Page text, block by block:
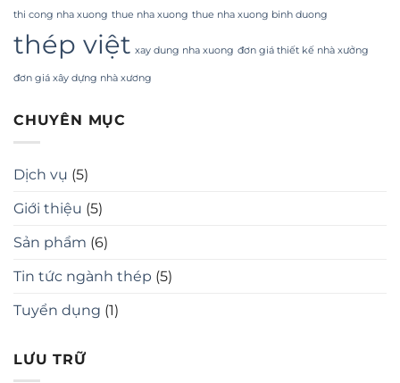
thi cong nha xuong thue nha xuong thue nha xuong binh duong
thép việt xay dung nha xuong đơn giá thiết kế nhà xưởng
đơn giá xây dựng nhà xương
CHUYÊN MỤC
Dịch vụ (5)
Giới thiệu (5)
Sản phẩm (6)
Tin tức ngành thép (5)
Tuyển dụng (1)
LƯU TRỮ